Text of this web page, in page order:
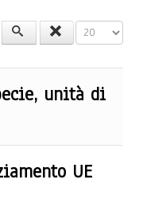
Visualizza n.
unità di
UE